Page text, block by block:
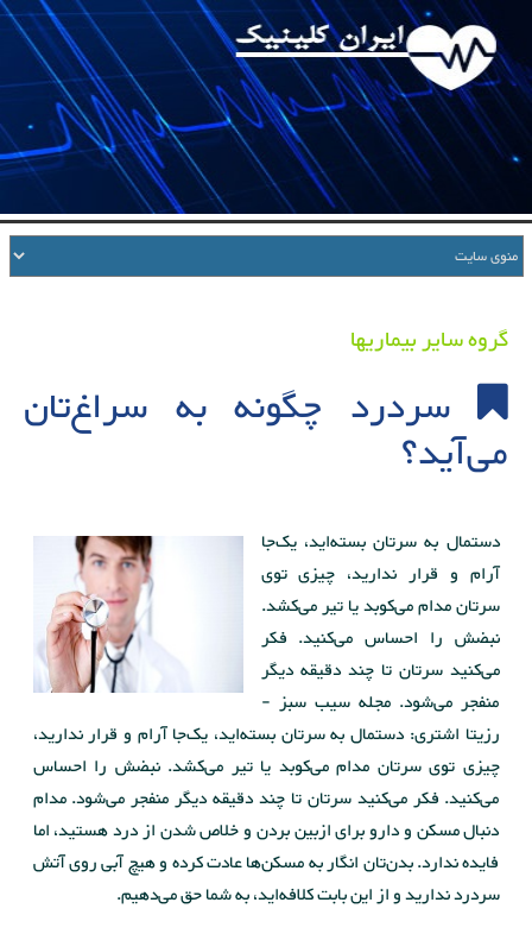
گروه سایر بیماریها
سردرد چگونه به سراغ‌تان
می‌آید؟
دستمال به سرتان بسته‌اید، یک‌جا
آرام و قرار ندارید، چیزی توی
سرتان مدام می‌کوبد یا تیر می‌کشد.
نبضش را احساس می‌کنید. فکر
می‌کنید سرتان تا چند دقیقه دیگر
منفجر می‌شود. مجله سیب سبز -
رزیتا اشتری: دستمال به سرتان بسته‌اید، یک‌جا آرام و قرار ندارید،
چیزی توی سرتان مدام می‌کوبد یا تیر می‌کشد. نبضش را احساس
می‌کنید. فکر می‌کنید سرتان تا چند دقیقه دیگر منفجر می‌شود. مدام
دنبال مسکن و دارو برای ازبین بردن و خلاص شدن از درد هستید، اما
فایده ندارد. بدن‌تان انگار به مسکن‌ها عادت کرده و هیچ آبی روی آتش
سردرد ندارید و از این بابت کلافه‌اید، به شما حق می‌دهیم.